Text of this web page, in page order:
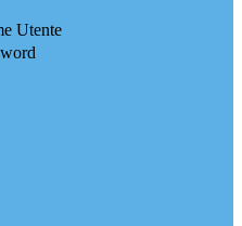
Utente